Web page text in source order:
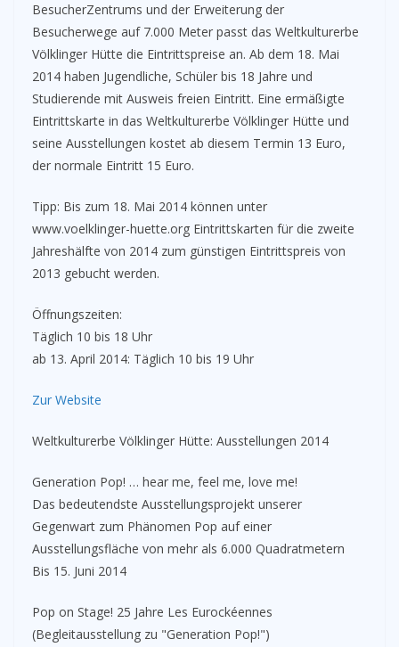
BesucherZentrums und der Erweiterung der
Besucherwege auf 7.000 Meter passt das Weltkulturerbe
Völklinger Hütte die Eintrittspreise an. Ab dem 18. Mai
2014 haben Jugendliche, Schüler bis 18 Jahre und
Studierende mit Ausweis freien Eintritt. Eine ermäßigte
Eintrittskarte in das Weltkulturerbe Völklinger Hütte und
seine Ausstellungen kostet ab diesem Termin 13 Euro,
der normale Eintritt 15 Euro.
Tipp: Bis zum 18. Mai 2014 können unter
www.voelklinger-huette.org Eintrittskarten für die zweite
Jahreshälfte von 2014 zum günstigen Eintrittspreis von
2013 gebucht werden.
Öffnungszeiten:
Täglich 10 bis 18 Uhr
ab 13. April 2014: Täglich 10 bis 19 Uhr
Zur Website
Weltkulturerbe Völklinger Hütte: Ausstellungen 2014
Generation Pop! … hear me, feel me, love me!
Das bedeutendste Ausstellungsprojekt unserer
Gegenwart zum Phänomen Pop auf einer
Ausstellungsfläche von mehr als 6.000 Quadratmetern
Bis 15. Juni 2014
Pop on Stage! 25 Jahre Les Eurockéennes
(Begleitausstellung zu "Generation Pop!")